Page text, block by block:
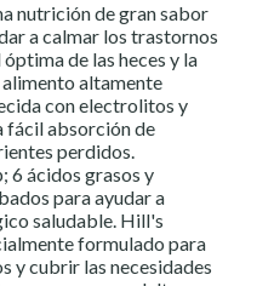
nutrición de gran sabor
a calmar los trastornos
de las heces y la
alimento altamente
con electrolitos y
fácil absorción de
perdidos.
6 ácidos grasos y
para ayudar a
saludable. Hill's
formulado para
y cubrir las necesidades